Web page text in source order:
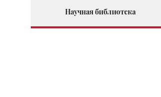
Научная библиотека